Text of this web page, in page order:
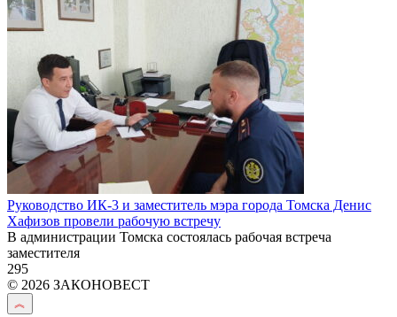
Руководство ИК-3 и заместитель мэра города Томска Денис
Хафизов провели рабочую встречу
В администрации Томска состоялась рабочая встреча
заместителя
295
© 2026 ЗАКОНОВЕСТ